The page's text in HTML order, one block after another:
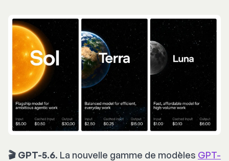
🎬 GPT-5.6. La nouvelle gamme de modèles GPT-